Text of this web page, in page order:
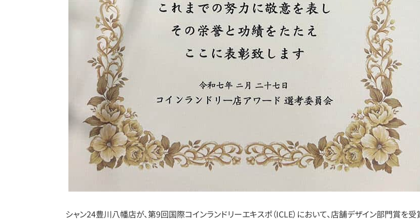
シャン24豊川八幡店が、第9回国際コインランドリーエキスポ（ICLE）において、店舗デザイン部門賞を受